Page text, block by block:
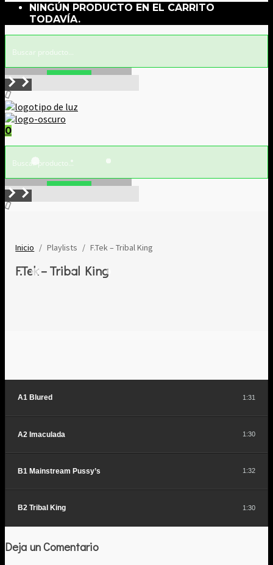
NINGÚN PRODUCTO EN EL CARRITO
TODAVÍA.
0
Inicio / Playlists / F.Tek ‎– Tribal King
F.Tek ‎– Tribal King
A1 Blured 1:31
A2 Imaculada 1:30
B1 Mainstream Pussy’s 1:32
B2 Tribal King 1:30
Deja un Comentario